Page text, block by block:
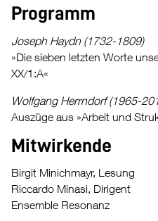
Programm
Joseph Haydn (1732-1809)
»Die sieben letzten Worte
XX/1:A«
Wolfgang Herrndorf (1965-
Auszüge aus »Arbeit und
Mitwirkende
Birgit Minichmayr, Lesung
Riccardo Minasi, Dirigent
Ensemble Resonanz